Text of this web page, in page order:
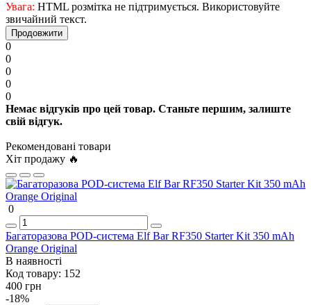
Увага: HTML розмітка не підтримується. Використовуйте
звичайний текст.
Продовжити
0
0
0
0
0
Немає відгуків про цей товар. Станьте першим, залиште
свій відгук.
Рекомендовані товари
Хіт продажу 🔥
0
Багаторазова POD-система Elf Bar RF350 Starter Kit 350 mAh
Orange Original
В наявності
Код товару: 152
400 грн
-18%